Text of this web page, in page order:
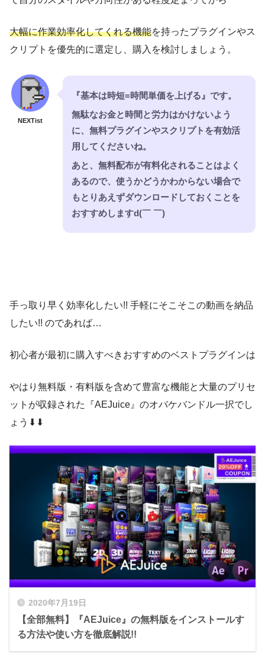
【After Effects】『AEJuice』無料プラグイン
2022年7月22日
【最安価格】『AEJuice』が提供する85種類のプラグ
り）』の最安購入方法を徹底解説!!
『AEJuice Toolbar』
付属の無料プラグイン『Keyframe Wingman』の機能
『Transition Shifter』
【After Effects】『Animation Composer（無料）』
付属の無料プラグイン『Transition Shifter』の機能と
『Starter Pack（無料）』を使ってみて追加
で大量のプリセットを使ってみたい方には
『Premiere Composer（Premiere Pro）』
『Animation Composer（After Effects）』
で
と最新ツールを使うことができるサブスクプ
ランがあるので、ぜひご検討ください⬇︎⬇︎
パスのトリミングをワンクリックで自由自在に追加でき
る無料スクリプト『Trim-Pack』の機能や使い方、ダウン
底解説した記事
い方、ダウンロード・インストール方法、『KBar』
との連携方法を徹底解説!!
『Trim-Pack』の機能や使い方、ダウンロード・インス
『FX Gradient』
無料ダウンロード
【After Effects】グラデーションを簡単にカスタマイ
ズできる無料スクリプト『FX Gradient』の機能や使
い方、ダウンロード・インストール方法などを徹底解
プト『FX Gradient』の機能や使い方、ダウンロード・イ
ンストール方法などを徹底解説した動画
Per Side/Corner Attributes
Transform
Gradation Options
お洒落なストロークアニメーションを簡単に作ることが
できる無料プラグイン『Thicc Stroke』を徹底解説した記
2022年12月23日
【After Effects】お洒落なストロークアニメーション
を簡単に作ることができる無料プラグイン『Thicc
Stroke』を徹底解説!!
『RanAni』
無料 ダウンロード
テキストやシェイプでランダムアニメーションを作るこ
とができる無料スクリプト『RanAni（Yan-K）』を徹底
2023年2月4日
メーションを作ることができる無料スクリプト
『RanAni（Yan-K）』を徹底解説!!
『RanAni』の機能や使い方、インストール方法につい
て解説した動画
点滅・ちらつき効果を追加することができる無料スクリ
プト『FastBlink（Yan-K）』を徹底解説した記事
点滅・ちらつき効果を追加することができる無料スクリ
2023年3月9日
【After Effects】ワンボタンでクロスガイドを追加で
きる無料スクリプト『Crosshair』を徹底解説!!
2023年3月24日
プラグイン『Label Maker』を徹底解説!!
【After Effects】フォントの違いが一目瞭然!!痒いと
ころに手が届くスクリプト『Font Previewer』を徹底
フォントの違いが一目瞭然!!痒いところに手が届くスク
リプト『Font Previewer』を紹介した動画
2024年2月18日
【After Effects】本当に無料なの!?背景に映像を馴染
ませる超便利なライトラッププラグイン『Light
Wrap』を紹介!!
『Hologram Generator』
無料 ダウンロード
『Hologram Generator』の無料ダウンロー
2024年3月1日
【After Effects】簡単に光のカーテン（薄明光線）を
作ることができる無料プラグイン『Godrays』を紹
Sample
料はありがたいです( ´ ▽ ` )♪
『Long Shadow』
無料 ダウンロード
『Dojo Glitch』
無料 ダウンロード
ることができる無料スクリプト『Dojo Glitch』を紹
介!!
Channels
Position
Gradient Type▶︎Linear
Gradient Type▶︎Radial
Gradient Type
『gridRig』
2024年4月10日
【After Effects】グリッドラインを自由にコントロー
ルできる無料スクリプト『gridRig』を紹介!!
NEXTist
スクロールのショートカットが使えるよう
になるだけでも超便利だよ。スクリプトも
立ち上げなくていいし、ワークスペースの
幅も取らない٩( ᐛ )و
めちゃくちゃいいじゃないですかー(ﾟ∀ﾟ!!
『KBar』と『Motion Tools Pro』に『One
TwoTrim』の機能を設定する方法は記事に
まとめてます▶︎『OneTwoTrim』 を解説し
た記事
『OneTwoTrim』
無料ダウンロード
【Layer Type】レイヤータイプ
【Layer Settings】レイヤーの各種設定項目
【Track Matte】トラックマット
【Name Search】レイヤーネーム
【Index Search】レイヤーインデックス
【Layer Settings】レイヤーの各種設定項目
（ON/OFF）
【Layer Label】ラベル
【Blending Mode】描画モード
【Track Matte】トラックマット
【Prent & Link】親とリンク
『swapSource』
無料ダウンロード
大幅に作業効率化してくれる機能を持ったプラグインやス
クリプトを優先的に選定し、購入を検討しましょう。
NEXTist
『基本は時短=時間単価を上げる』です。
無駄なお金と時間と労力はかけないよう
に、無料プラグインやスクリプトを有効活
用してくださいね。
あと、無料配布が有料化されることはよく
あるので、使うかどうかわからない場合で
もとりあえずダウンロードしておくことを
おすすめしますd(￣ ￣)
手っ取り早く効率化したい!! 手軽にそこそこの動画を納品
したい!! のであれば…
初心者が最初に購入すべきおすすめのベストプラグインは
やはり無料版・有料版を含めて豊富な機能と大量のプリセ
ットが収録された『AEJuice』のオバケバンドル一択でし
ょう⬇︎⬇︎
2020年7月19日
【全部無料】『AEJuice』の無料版をインストールす
る方法や使い方を徹底解説!!